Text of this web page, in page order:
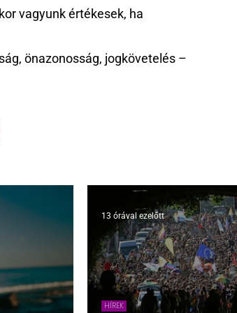
vagyunk értékesek, ha
önazonosság, jogkövetelés –
HÍREK
13 órával ezelőtt